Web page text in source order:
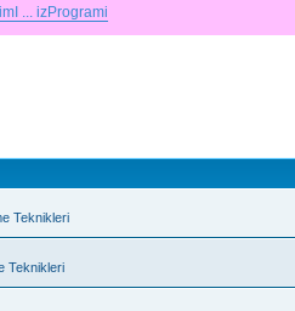
... izProgrami
Teknikleri
Teknikleri